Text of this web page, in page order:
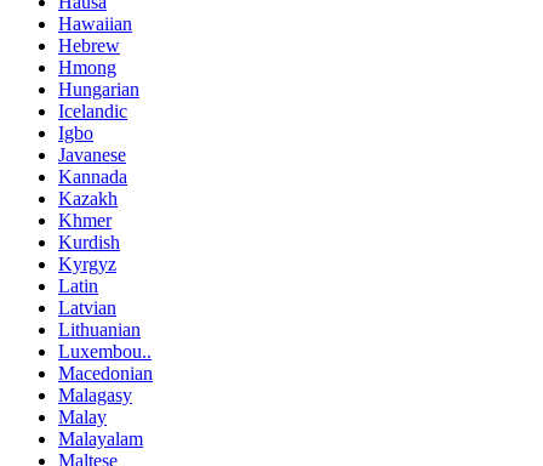
Hawaiian
Hebrew
Hmong
Hungarian
Icelandic
Igbo
Javanese
Kannada
Kazakh
Khmer
Kurdish
Kyrgyz
Latin
Latvian
Lithuanian
Luxembou..
Macedonian
Malagasy
Malay
Malayalam
Maltese